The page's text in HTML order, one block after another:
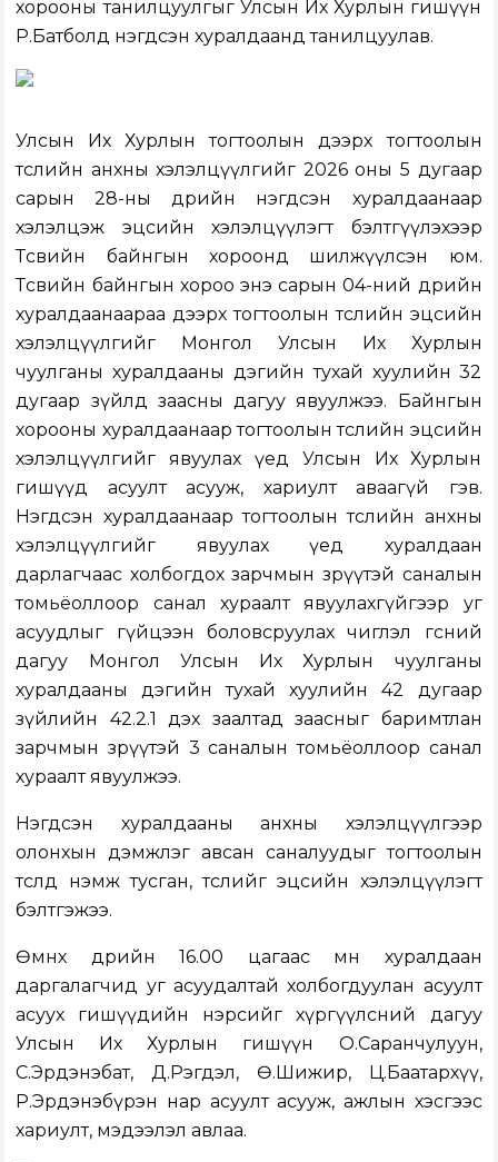
хорооны танилцуулгыг Улсын Их Хурлын гишүүн
Р.Батболд нэгдсэн хуралдаанд танилцуулав.
Улсын Их Хурлын тогтоолын дээрх тогтоолын
төслийн анхны хэлэлцүүлгийг 2026 оны 5 дугаар
сарын 28-ны өдрийн нэгдсэн хуралдаанаар
хэлэлцэж эцсийн хэлэлцүүлэгт бэлтгүүлэхээр
Төсвийн байнгын хороонд шилжүүлсэн юм.
Төсвийн байнгын хороо энэ сарын 04-ний өдрийн
хуралдаанаараа дээрх тогтоолын төслийн эцсийн
хэлэлцүүлгийг Монгол Улсын Их Хурлын
чуулганы хуралдааны дэгийн тухай хуулийн 32
дугаар зүйлд заасны дагуу явуулжээ. Байнгын
хорооны хуралдаанаар тогтоолын төслийн эцсийн
хэлэлцүүлгийг явуулах үед Улсын Их Хурлын
гишүүд асуулт асууж, хариулт аваагүй гэв.
Нэгдсэн хуралдаанаар тогтоолын төслийн анхны
хэлэлцүүлгийг явуулах үед хуралдаан
дарлагчаас холбогдох зарчмын зөрүүтэй саналын
томьёоллоор санал хураалт явуулахгүйгээр уг
асуудлыг гүйцээн боловсруулах чиглэл өгсний
дагуу Монгол Улсын Их Хурлын чуулганы
хуралдааны дэгийн тухай хуулийн 42 дугаар
зүйлийн 42.2.1 дэх заалтад заасныг баримтлан
зарчмын зөрүүтэй 3 саналын томьёоллоор санал
хураалт явуулжээ.
Нэгдсэн хуралдааны анхны хэлэлцүүлгээр
олонхын дэмжлэг авсан саналуудыг тогтоолын
төсөлд нэмж тусган, төслийг эцсийн хэлэлцүүлэгт
бэлтгэжээ.
Өмнөх өдрийн 16.00 цагаас өмнө хуралдаан
даргалагчид уг асуудалтай холбогдуулан асуулт
асуух гишүүдийн нэрсийг хүргүүлсний дагуу
Улсын Их Хурлын гишүүн О.Саранчулуун,
С.Эрдэнэбат, Д.Рэгдэл, Ө.Шижир, Ц.Баатархүү,
Р.Эрдэнэбүрэн нар асуулт асууж, ажлын хэсгээс
хариулт, мэдээлэл авлаа.